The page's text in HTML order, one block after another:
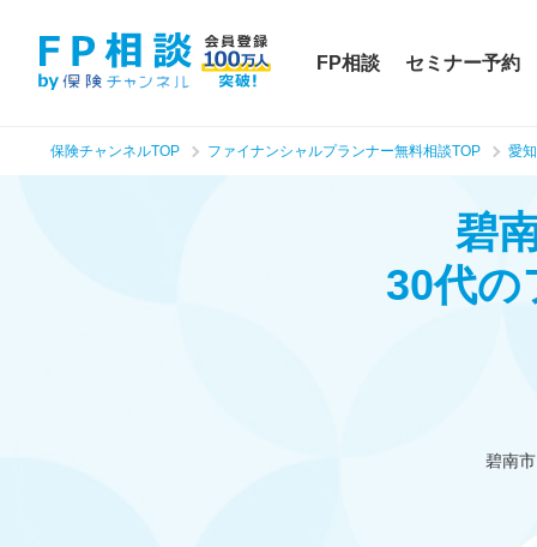
FP相談 セミナー予約
保険チャンネルTOP ファイナンシャルプランナー無料相談TOP 愛
碧
30代の
碧南